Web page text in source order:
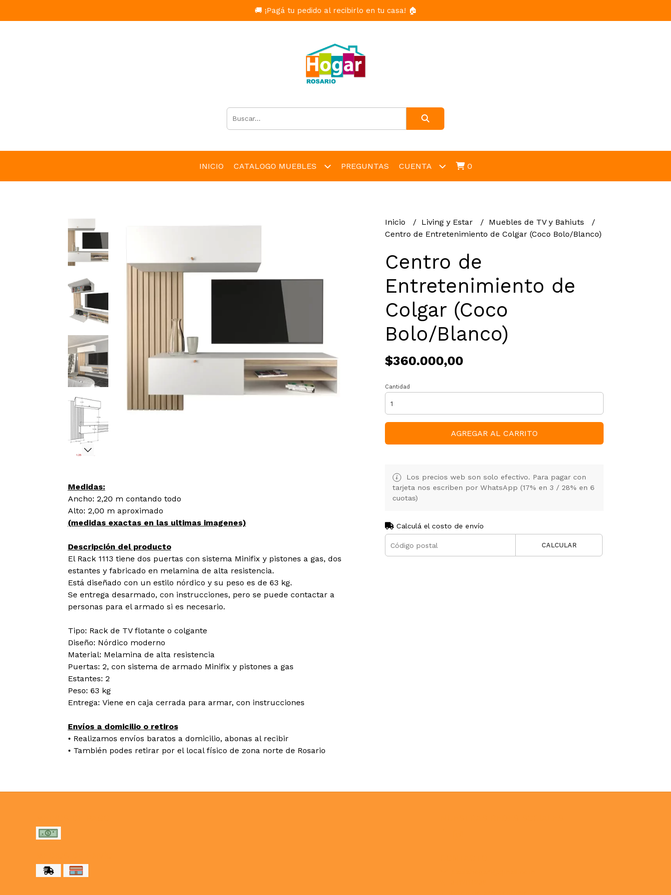
🚚 ¡Pagá tu pedido al recibirlo en tu casa! 🏠
INICIO CATALOGO MUEBLES PREGUNTAS CUENTA 0
Medidas:
Ancho: 2,20 m contando todo
Alto: 2,00 m aproximado
(medidas exactas en las ultimas imagenes)
Descripción del producto
El Rack 1113 tiene dos puertas con sistema Minifix y pistones a gas, dos
estantes y fabricado en melamina de alta resistencia.
Está diseñado con un estilo nórdico y su peso es de 63 kg.
Se entrega desarmado, con instrucciones, pero se puede contactar a
personas para el armado si es necesario.
Tipo: Rack de TV flotante o colgante
Diseño: Nórdico moderno
Material: Melamina de alta resistencia
Puertas: 2, con sistema de armado Minifix y pistones a gas
Estantes: 2
Peso: 63 kg
Entrega: Viene en caja cerrada para armar, con instrucciones
Envíos a domicilio o retiros
• Realizamos envíos baratos a domicilio, abonas al recibir
• También podes retirar por el local físico de zona norte de Rosario
Inicio Living y Estar
Muebles de TV y Bahiuts
Centro de Entretenimiento de Colgar (Coco Bolo/Blanco)
Centro de
Entretenimiento de
Colgar (Coco
Bolo/Blanco)
$360.000,00
Cantidad
AGREGAR AL CARRITO
Los precios web son solo efectivo. Para pagar con
tarjeta nos escriben por WhatsApp (17% en 3 / 28% en 6
cuotas)
Calculá el costo de envío
CALCULAR